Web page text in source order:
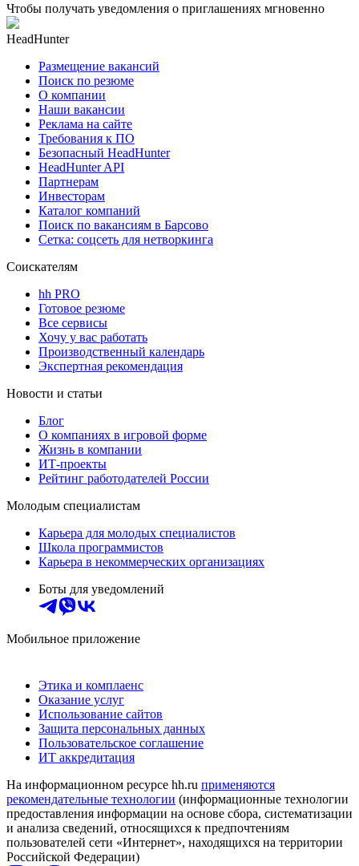
Чтобы получать уведомления о приглашениях мгновенно
HeadHunter
Размещение вакансий
Поиск по резюме
О компании
Наши вакансии
Реклама на сайте
Требования к ПО
Безопасный HeadHunter
HeadHunter API
Партнерам
Инвесторам
Каталог компаний
Поиск по вакансиям в Барсово
Сетка: соцсеть для нетворкинга
Соискателям
hh PRO
Готовое резюме
Все сервисы
Хочу у вас работать
Производственный календарь
Экспертная рекомендация
Новости и статьи
Блог
О компаниях в игровой форме
Жизнь в компании
ИТ-проекты
Рейтинг работодателей России
Молодым специалистам
Карьера для молодых специалистов
Школа программистов
Карьера в некоммерческих организациях
Боты для уведомлений
Мобильное приложение
Этика и комплаенс
Оказание услуг
Использование сайтов
Защита персональных данных
Пользовательское соглашение
ИТ аккредитация
На информационном ресурсе hh.ru применяются
рекомендательные технологии (информационные технологии
предоставления информации на основе сбора, систематизации
и анализа сведений, относящихся к предпочтениям
пользователей сети «Интернет», находящихся на территории
Российской Федерации)